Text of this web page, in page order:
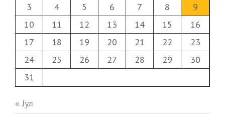
3
4 5 6 7 8
9
10
11 12 13 14 15
16
17
18 19 20 21 22
23
24
25 26 27 28 29
30
31
« Јул